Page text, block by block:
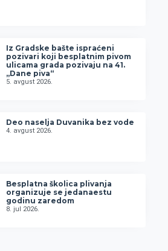
Iz Gradske bašte ispraćeni
pozivari koji besplatnim pivom
ulicama grada pozivaju na 41.
„Dane piva“
5. avgust 2026.
Deo naselja Duvanika bez vode
4. avgust 2026.
Besplatna školica plivanja
organizuje se jedanaestu
godinu zaredom
8. jul 2026.